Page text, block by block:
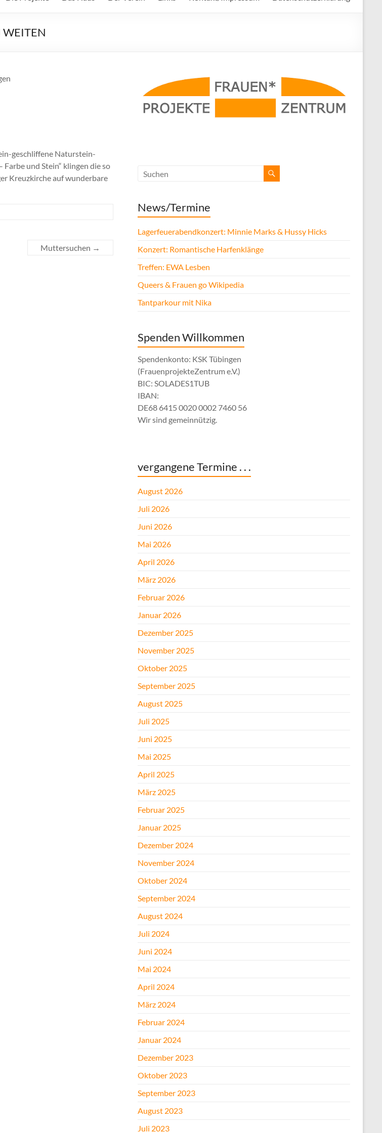
WEITEN
geschliffene Naturstein-
und Stein“ klingen die so
Kreuzkirche auf wunderbare
Muttersuchen →
News/Termine
Lagerfeuerabendkonzert: Minnie Marks & Hussy Hicks
Konzert: Romantische Harfenklänge
Treffen: EWA Lesben
Queers & Frauen go Wikipedia
Tantparkour mit Nika
Spenden Willkommen
Spendenkonto: KSK Tübingen
(FrauenprojekteZentrum e.V.)
BIC: SOLADES1TUB
IBAN:
DE68 6415 0020 0002 7460 56
Wir sind gemeinnützig.
vergangene Termine . . .
August 2026
Juli 2026
Juni 2026
Mai 2026
April 2026
März 2026
Februar 2026
Januar 2026
Dezember 2025
November 2025
Oktober 2025
September 2025
August 2025
Juli 2025
Juni 2025
Mai 2025
April 2025
März 2025
Februar 2025
Januar 2025
Dezember 2024
November 2024
Oktober 2024
September 2024
August 2024
Juli 2024
Juni 2024
Mai 2024
April 2024
März 2024
Februar 2024
Januar 2024
Dezember 2023
Oktober 2023
September 2023
August 2023
Juli 2023